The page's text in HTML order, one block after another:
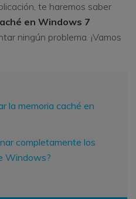
te haremos saber
en Windows 7
ningún problema. ¡Vamos
la memoria caché en
completamente los
Windows?